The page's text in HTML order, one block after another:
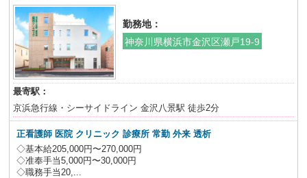
勤務地：
神奈川県横浜市金沢区瀬戸19-9
最寄駅：
京浜急行線・シーサイドライン 金沢八景駅 徒歩2分
正看護師 医院 クリニック 診療所 常勤 外来 透析
◇基本給205,000円〜270,000円
◇准奉手当5,000円〜30,000円
◇職務手当20,...